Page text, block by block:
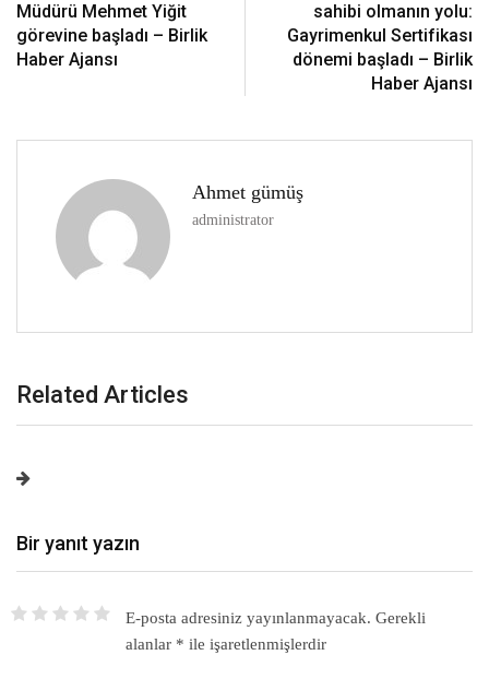
Müdürü Mehmet Yiğit
görevine başladı – Birlik
Haber Ajansı
sahibi olmanın yolu:
Gayrimenkul Sertifikası
dönemi başladı – Birlik
Haber Ajansı
Ahmet gümüş
administrator
Related Articles
Bir yanıt yazın
E-posta adresiniz yayınlanmayacak. Gerekli
alanlar * ile işaretlenmişlerdir